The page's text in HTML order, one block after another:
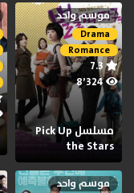
موسم واحد
Drama
Romance
7.3
8٬324
مسلسل Pick Up
the Stars
موسم واحد